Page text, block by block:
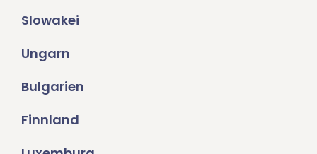
Slowakei
Ungarn
Bulgarien
Finnland